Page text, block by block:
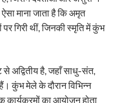
माना जाता है कि अमृत
गिरी थीं, जिनकी स्मृति में कुंभ
अद्वितीय है, जहाँ साधु-संत,
कुंभ मेले के दौरान विभिन्न
कार्यक्रमों का आयोजन होता